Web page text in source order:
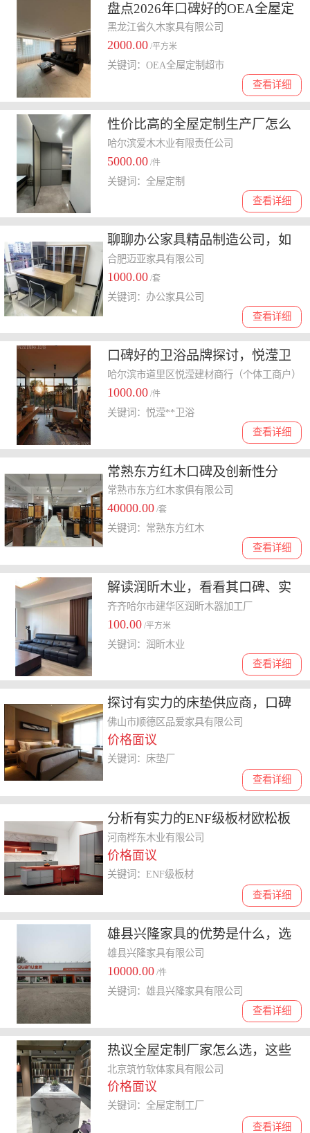
盘点2026年口碑好的OEA全屋定
制超市厂家，价格多少钱
黑龙江省久木家具有限公司
2000.00 /平方米
查看详细
关键词：OEA全屋定制超市
性价比高的全屋定制生产厂怎么
选，深度剖析专业厂商的优势
哈尔滨爱木木业有限责任公司
5000.00 /件
查看详细
关键词：全屋定制
聊聊办公家具精品制造公司，如
何选择靠谱供应商
合肥迈亚家具有限公司
1000.00 /套
查看详细
关键词：办公家具公司
口碑好的卫浴品牌探讨，悦滢卫
浴满意度与可信任度分析
哈尔滨市道里区悦滢建材商行（个体工商户）
1000.00 /件
查看详细
关键词：悦滢**卫浴
常熟东方红木口碑及创新性分
析，为你的红木选购支招
常熟市东方红木家俱有限公司
40000.00 /套
查看详细
关键词：常熟东方红木
解读润昕木业，看看其口碑、实
力能否满足你的需求
齐齐哈尔市建华区润昕木器加工厂
100.00 /平方米
查看详细
关键词：润昕木业
探讨有实力的床垫供应商，口碑
好的企业为你打造舒适睡眠体验
佛山市顺德区品爱家具有限公司
价格面议
查看详细
关键词：床垫厂
分析有实力的ENF级板材欧松板
厂家，整板整芯哪个品牌性价比
高
河南桦东木业有限公司
价格面议
查看详细
关键词：ENF级板材
雄县兴隆家具的优势是什么，选
购前必知的关键要点
雄县兴隆家具有限公司
10000.00 /件
查看详细
关键词：雄县兴隆家具有限公司
热议全屋定制厂家怎么选，这些
靠谱品牌值得关注
北京筑竹软体家具有限公司
价格面议
查看详细
关键词：全屋定制工厂